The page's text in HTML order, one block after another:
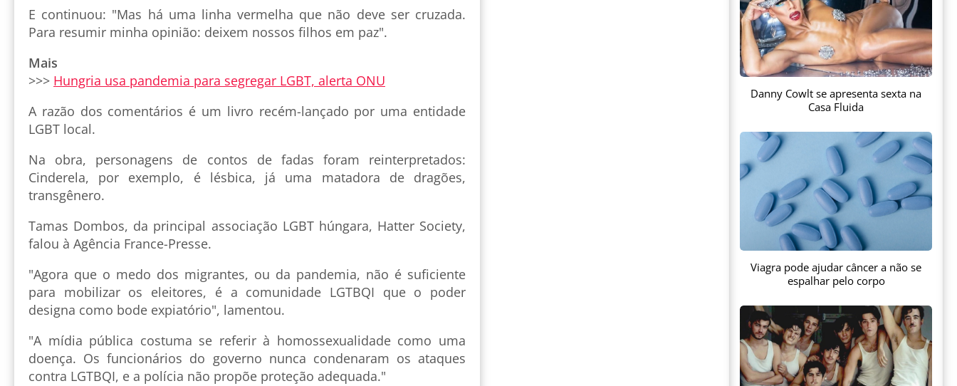
E continuou: "Mas há uma linha vermelha que não deve ser cruzada.
Para resumir minha opinião: deixem nossos filhos em paz".
Mais
>>> Hungria usa pandemia para segregar LGBT, alerta ONU
A razão dos comentários é um livro recém-lançado por uma entidade
LGBT local.
Na obra, personagens de contos de fadas foram reinterpretados:
Cinderela, por exemplo, é lésbica, já uma matadora de dragões,
transgênero.
Tamas Dombos, da principal associação LGBT húngara, Hatter Society,
falou à Agência France-Presse.
"Agora que o medo dos migrantes, ou da pandemia, não é suficiente
para mobilizar os eleitores, é a comunidade LGTBQI que o poder
designa como bode expiatório", lamentou.
"A mídia pública costuma se referir à homossexualidade como uma
doença. Os funcionários do governo nunca condenaram os ataques
contra LGTBQI, e a polícia não propõe proteção adequada."
Danny Cowlt se apresenta sexta na
Casa Fluida
Viagra pode ajudar câncer a não se
espalhar pelo corpo